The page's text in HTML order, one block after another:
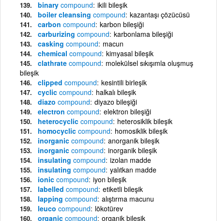
binary compound ikili bileşik
boiler cleansing compound kazantaşı çözücüsü
carbon compound karbon bileşiği
carburizing compound karbonlama bileşiği
casking compound macun
chemical compound kimyasal bileşik
clathrate compound molekülsel sıkışımla oluşmuş
bileşik
clipped compound kesintili birleşik
cyclic compound halkalı bileşik
diazo compound diyazo bileşiği
electron compound elektron bileşiği
heterocyclic compound heterosiklik bileşik
homocyclic compound homosiklik bileşik
inorganic compound anorganik bileşik
inorganic compound inorganik bileşik
insulating compound izolan madde
insulating compound yalıtkan madde
ionic compound iyon bileşik
labelled compound etiketli bileşik
lapping compound alıştırma macunu
leuco compound lökotürev
organic compound organik bileşik